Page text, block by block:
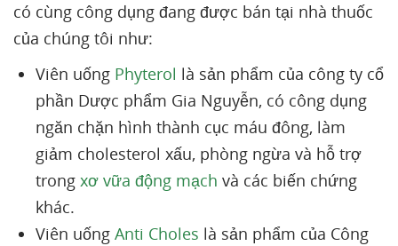
có cùng công dụng đang được bán tại nhà thuốc
của chúng tôi như:
Viên uống Phyterol là sản phẩm của công ty cổ
phần Dược phẩm Gia Nguyễn, có công dụng
ngăn chặn hình thành cục máu đông, làm
giảm cholesterol xấu, phòng ngừa và hỗ trợ
trong xơ vữa động mạch và các biến chứng
khác.
Viên uống Anti Choles là sản phẩm của Công